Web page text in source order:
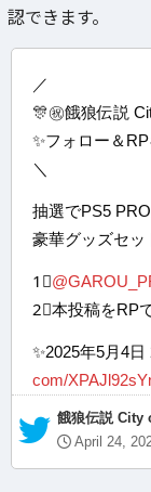
認できます。
／
🎊㊗餓狼伝説
✨フォロー＆
＼
抽選でPS5
豪華グッズセ
1⃣
2⃣本投稿をRP
✨2025年5月4日
com/
— 餓狼伝説
April 24,